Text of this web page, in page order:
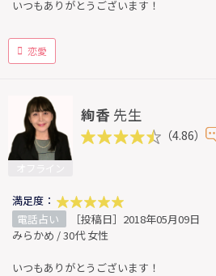
いつもありがとうございます！
恋愛
絢香 先生
（4.86）
満足度：
電話占い
［投稿日］2018年05月09日
みらかめ / 30代 女性
いつもありがとうございます！